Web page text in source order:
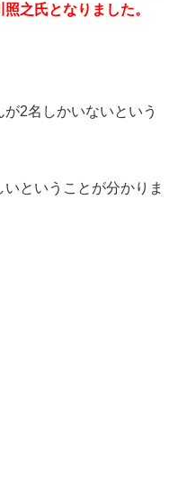
之氏となりました。
2名しかいないという
ということが分かりま